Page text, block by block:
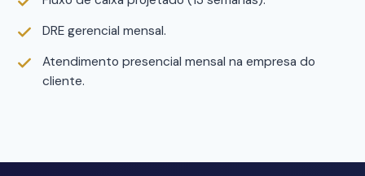
DRE gerencial mensal.
Atendimento presencial mensal na empresa do
cliente.